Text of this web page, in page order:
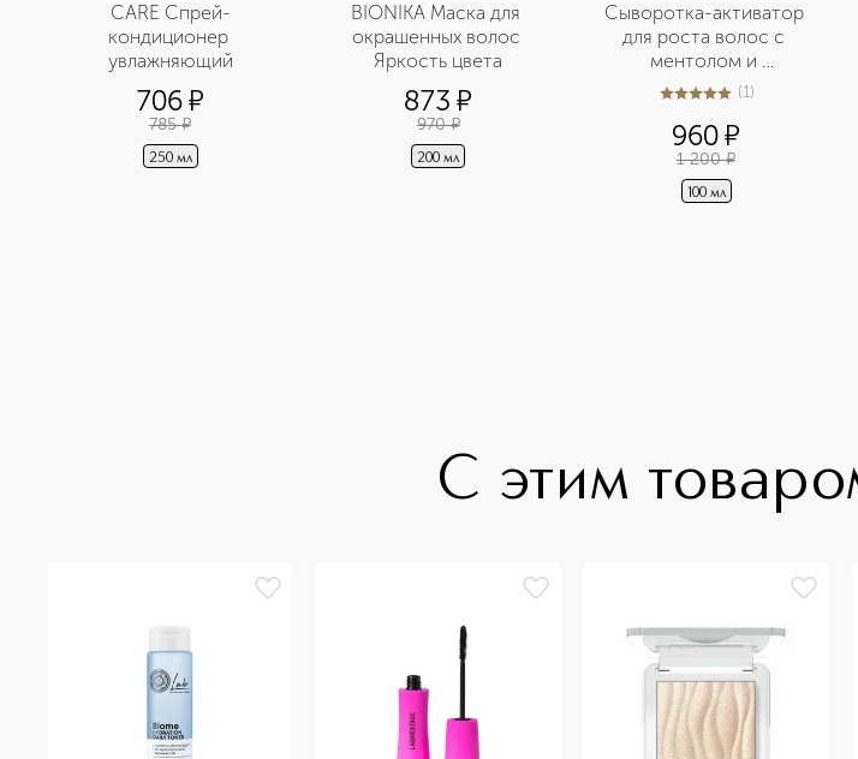
CARE Спрей-
кондиционер
увлажняющий
706¤
785 ¤
250 мл
BIONIKA Маска для
окрашенных волос
Яркость цвета
873 ¤
970 ¤
200 мл
Сыворотка-активатор
для роста волос с
ментолом и
5из 51 (1)
960¤
1 200 ¤
100 мл
С этим